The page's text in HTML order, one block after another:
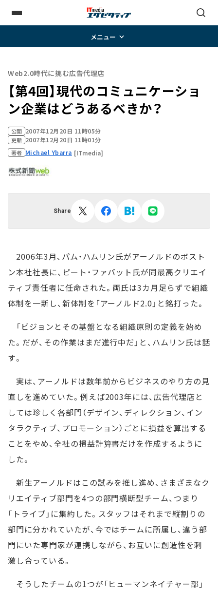
メニュー
Web2.0時代に挑む広告代理店
【第4回】現代のコミュニケーショ
ン企業はどうあるべきか？
公開 2007年12月20日 11時05分
更新 2007年12月20日 11時01分
著者 Michael Ybarra [ITmedia]
Share
2006年3月、パム・ハムリン氏がアーノルドのボスト
ン本社社長に、ピート・ファバット氏が同最高クリエイ
ティブ責任者に任命された。両氏は3カ月足らずで組織
体制を一新し、新体制を「アーノルド2.0」と銘打った。
「ビジョンとその基盤となる組織原則の定義を始め
た。だが、その作業はまだ進行中だ」と、ハムリン氏は話
す。
実は、アーノルドは数年前からビジネスのやり方の見
直しを進めていた。例えば2003年には、広告代理店と
しては珍しく各部門（デザイン、ディレクション、イン
タラクティブ、プロモーション）ごとに損益を算出する
ことをやめ、全社の損益計算書だけを作成するように
した。
新生アーノルドはこの試みを推し進め、さまざまなク
リエイティブ部門を4つの部門横断型チーム、つまり
「トライブ」に集約した。スタッフはそれまで縦割りの
部門に分かれていたが、今ではチームに所属し、違う部
門にいた専門家が連携しながら、お互いに創造性を刺
激し合っている。
そうしたチームの1つが「ヒューマンネイチャー部」